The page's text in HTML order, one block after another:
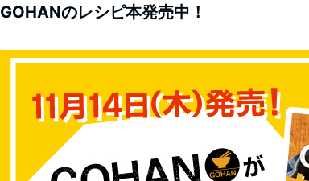
GOHANのレシピ本発売中！